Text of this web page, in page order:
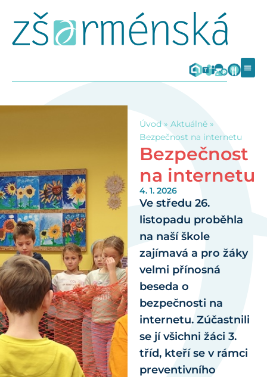
Úvod » Aktuálně»
Bezpečnost na internetu
Bezpečnost
na internetu
4. 1. 2026
Ve středu 26.
listopadu proběhla
na naší škole
zajímavá a pro žáky
velmi přínosná
beseda o
bezpečnosti na
internetu. Zúčastnili
se jí všichni žáci 3.
tříd, kteří se v rámci
preventivního